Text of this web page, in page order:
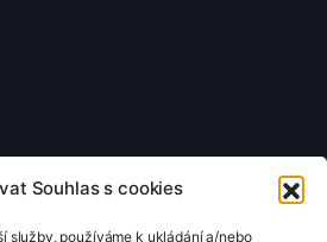
Souhlas s cookies
služby, používáme k ukládání a/nebo